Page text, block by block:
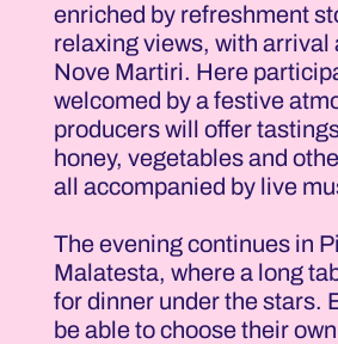
enriched by refreshment
relaxing views, with arrival
Nove Martiri. Here
welcomed by a festive
producers will offer
honey, vegetables and
all accompanied by live
The evening continues in
Malatesta, where a long
for dinner under the stars.
be able to choose their